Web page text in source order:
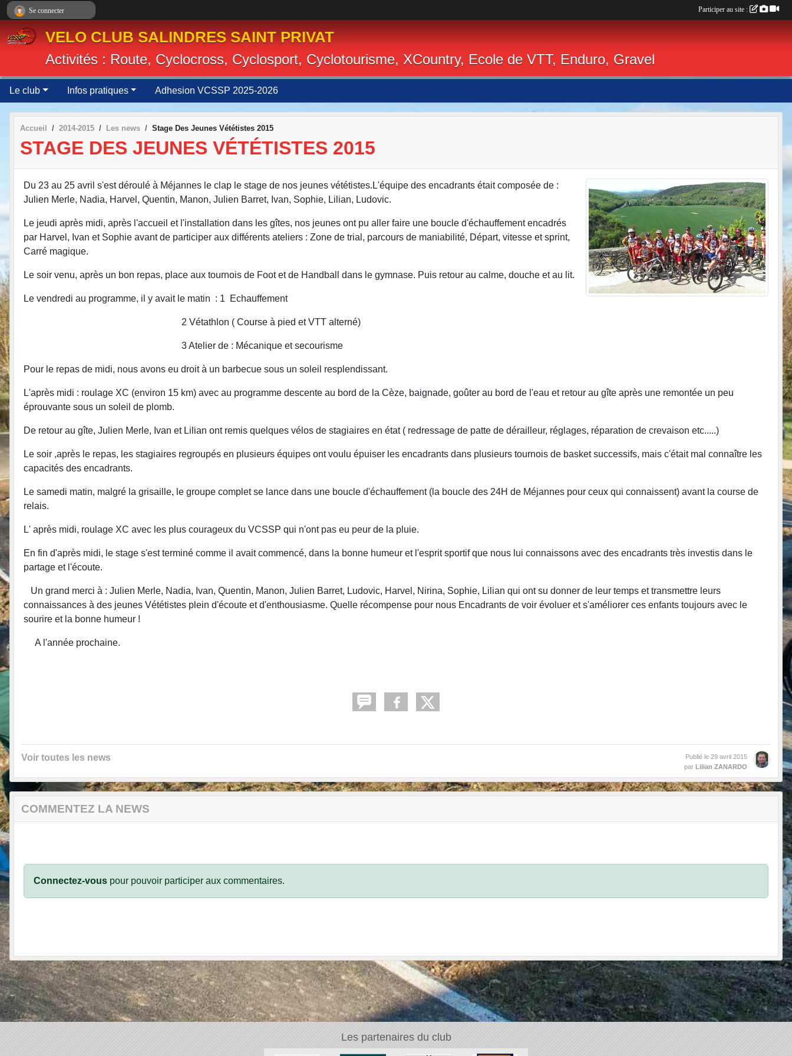
VELO CLUB SALINDRES SAINT PRIVAT
Activités : Route, Cyclocross, Cyclosport, Cyclotourisme, XCountry, Ecole de VTT, Enduro, Gravel
Le club Infos pratiques Adhesion VCSSP 2025-2026
Accueil 2014-2015 Les news Stage Des Jeunes Vététistes 2015
STAGE DES JEUNES VÉTÉTISTES 2015
Du 23 au 25 avril s'est déroulé à Méjannes le clap le stage de nos jeunes vététistes.L'équipe des encadrants était composée de :
Julien Merle, Nadia, Harvel, Quentin, Manon, Julien Barret, Ivan, Sophie, Lilian, Ludovic.
Le jeudi après midi, après l'accueil et l'installation dans les gîtes, nos jeunes ont pu aller faire une boucle d'échauffement encadrés
par Harvel, Ivan et Sophie avant de participer aux différents ateliers : Zone de trial, parcours de maniabilité, Départ, vitesse et sprint,
Carré magique.
Le soir venu, après un bon repas, place aux tournois de Foot et de Handball dans le gymnase. Puis retour au calme, douche et au lit.
Le vendredi au programme, il y avait le matin : 1 Echauffement
2 Vétathlon ( Course à pied et VTT alterné)
3 Atelier de : Mécanique et secourisme
Pour le repas de midi, nous avons eu droit à un barbecue sous un soleil resplendissant.
L'après midi : roulage XC (environ 15 km) avec au programme descente au bord de la Cèze, baignade, goûter au bord de l'eau et retour au gîte après une remontée un peu
éprouvante sous un soleil de plomb.
De retour au gîte, Julien Merle, Ivan et Lilian ont remis quelques vélos de stagiaires en état ( redressage de patte de dérailleur, réglages, réparation de crevaison etc.....)
Le soir ,après le repas, les stagiaires regroupés en plusieurs équipes ont voulu épuiser les encadrants dans plusieurs tournois de basket successifs, mais c'était mal connaître les
capacités des encadrants.
Le samedi matin, malgré la grisaille, le groupe complet se lance dans une boucle d'échauffement (la boucle des 24H de Méjannes pour ceux qui connaissent) avant la course de
relais.
L' après midi, roulage XC avec les plus courageux du VCSSP qui n'ont pas eu peur de la pluie.
En fin d'après midi, le stage s'est terminé comme il avait commencé, dans la bonne humeur et l'esprit sportif que nous lui connaissons avec des encadrants très investis dans le
partage et l'écoute.
Un grand merci à : Julien Merle, Nadia, Ivan, Quentin, Manon, Julien Barret, Ludovic, Harvel, Nirina, Sophie, Lilian qui ont su donner de leur temps et transmettre leurs
connaissances à des jeunes Vététistes plein d'écoute et d'enthousiasme. Quelle récompense pour nous Encadrants de voir évoluer et s'améliorer ces enfants toujours avec le
sourire et la bonne humeur !
A l'année prochaine.
Voir toutes les news Publié le 29 avril 2015
par Lilian ZANARDO
COMMENTEZ LA NEWS
Connectez-vous pour pouvoir participer aux commentaires.
Les partenaires du club
Se connecter Participer au site :
Panneau de gestion des cookies